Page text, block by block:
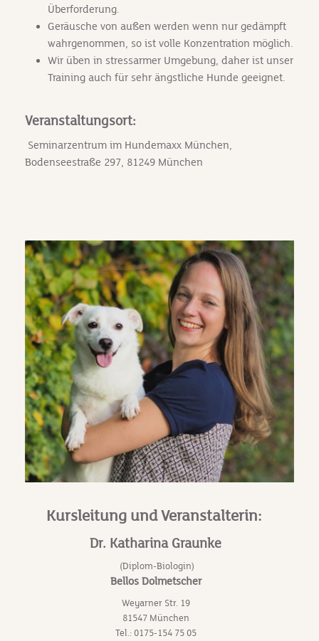
Überforderung.
Geräusche von außen werden wenn nur gedämpft
wahrgenommen, so ist volle Konzentration möglich.
Wir üben in stressarmer Umgebung, daher ist unser
Training auch für sehr ängstliche Hunde geeignet.
Veranstaltungsort:
Seminarzentrum im Hundemaxx München,
Bodenseestraße 297, 81249 München
Kursleitung und Veranstalterin:
Dr. Katharina Graunke
(Diplom-Biologin)
Bellos Dolmetscher
Weyarner Str. 19
81547 München
Tel.: 0175-154 75 05